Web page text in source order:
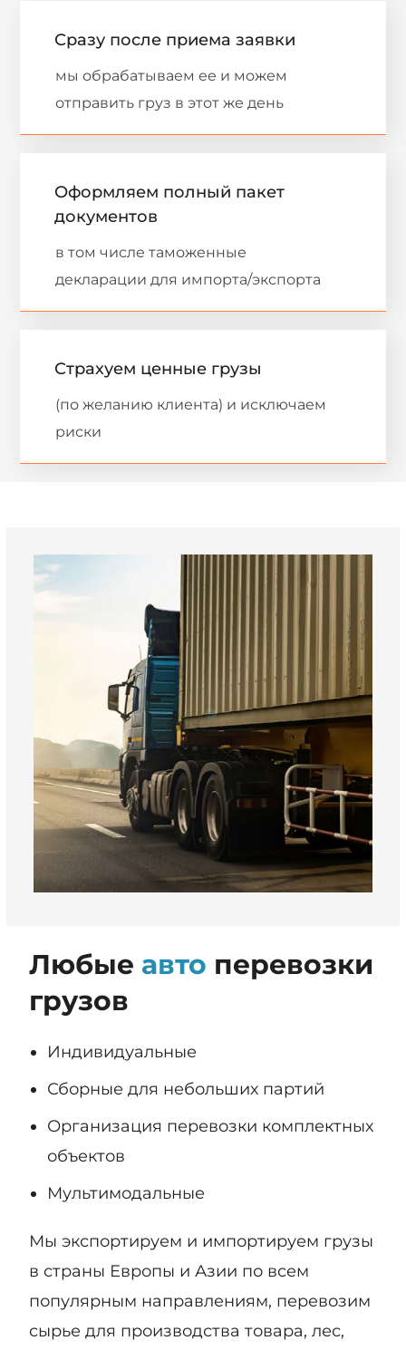
Сразу после приема заявки
мы обрабатываем ее и можем
отправить груз в этот же день
Оформляем полный пакет
документов
в том числе таможенные
декларации для импорта/экспорта
Страхуем ценные грузы
(по желанию клиента) и исключаем
риски
Любые авто перевозки
грузов
Индивидуальные
Сборные для небольших партий
Организация перевозки комплектных
объектов
Мультимодальные
Мы экспортируем и импортируем грузы
в страны Европы и Азии по всем
популярным направлениям, перевозим
сырье для производства товара, лес,